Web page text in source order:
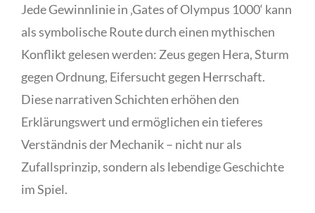
Jede Gewinnlinie in ‚Gates of Olympus 1000‘ kann
als symbolische Route durch einen mythischen
Konflikt gelesen werden: Zeus gegen Hera, Sturm
gegen Ordnung, Eifersucht gegen Herrschaft.
Diese narrativen Schichten erhöhen den
Erklärungswert und ermöglichen ein tieferes
Verständnis der Mechanik – nicht nur als
Zufallsprinzip, sondern als lebendige Geschichte
im Spiel.